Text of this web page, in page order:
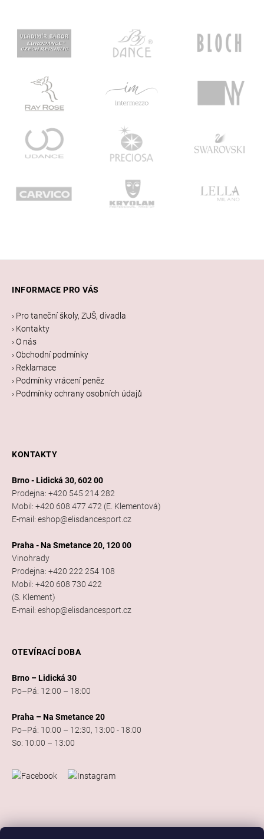
INFORMACE PRO VÁS
› Pro taneční školy, ZUŠ, divadla
› Kontakty
› O nás
› Obchodní podmínky
› Reklamace
› Podmínky vrácení peněz
› Podmínky ochrany osobních údajů
KONTAKTY
Brno - Lidická 30, 602 00
Prodejna: +420 545 214 282
Mobil: +420 608 477 472 (E. Klementová)
E-mail: eshop@elisdancesport.cz
Praha - Na Smetance 20, 120 00
Vinohrady
Prodejna: +420 222 254 108
Mobil: +420 608 730 422
(S. Klement)
E-mail: eshop@elisdancesport.cz
OTEVÍRACÍ DOBA
Brno – Lidická 30
Po–Pá: 12:00 – 18:00
Praha – Na Smetance 20
Po–Pá: 10:00 – 12:30, 13:00 - 18:00
So: 10:00 – 13:00